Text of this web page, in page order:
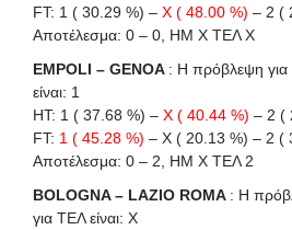
FT: 1 ( 30.29 %) – X ( 48.00 %) – 2 (
Αποτέλεσμα: 0 – 0, ΗΜ Χ ΤΕΛ X
EMPOLI – GENOA : Η πρόβλεψη για
είναι: 1
HT: 1 ( 37.68 %) – X ( 40.44 %) – 2 (
FT: 1 ( 45.28 %) – X ( 20.13 %) – 2 (
Αποτέλεσμα: 0 – 2, ΗΜ Χ ΤΕΛ 2
BOLOGNA – LAZIO ROMA : Η
για ΤΕΛ είναι: X